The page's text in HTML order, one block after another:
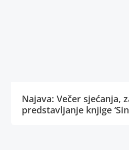
Najava: Večer sjećanja,
predstavljanje knjige